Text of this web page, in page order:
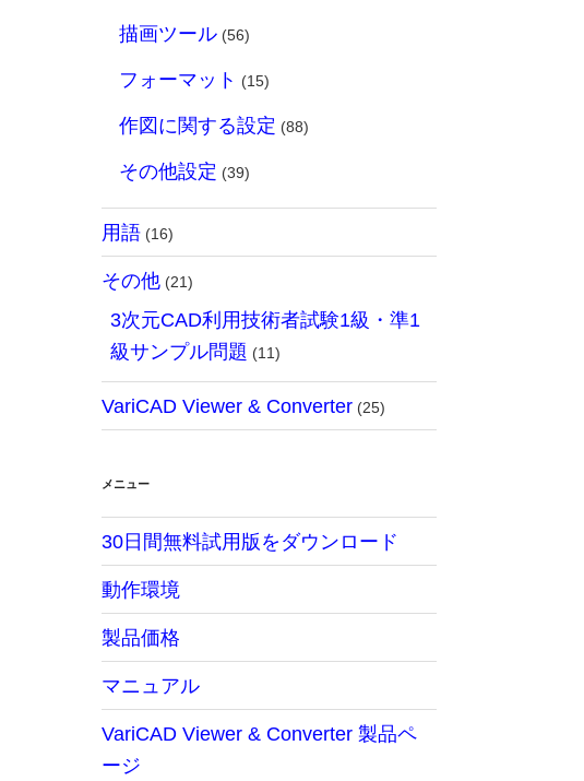
描画ツール (56)
フォーマット (15)
作図に関する設定 (88)
その他設定 (39)
用語 (16)
その他 (21)
3次元CAD利用技術者試験1級・準1
級サンプル問題 (11)
VariCAD Viewer & Converter (25)
メニュー
30日間無料試用版をダウンロード
動作環境
製品価格
マニュアル
VariCAD Viewer & Converter 製品ペ
ージ